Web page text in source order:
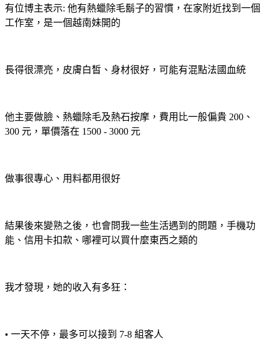
有位博主表示: 他有熱蠟除毛鬍子的習慣，在家附近找到一個
工作室，是一個越南妹開的
長得很漂亮，皮膚白皙、身材很好，可能有混點法國血統
他主要做臉、熱蠟除毛及熱石按摩，費用比一般偏貴 200、
300 元，單價落在 1500 - 3000 元
做事很專心、用料都用很好
結果後來變熟之後，也會問我一些生活遇到的問題，手機功
能、信用卡扣款、哪裡可以買什麼東西之類的
我才發現，她的收入有多狂：
• 一天不停，最多可以接到 7-8 組客人